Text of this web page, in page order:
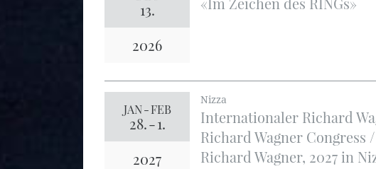
13.
2026
JAN-FEB
28.-1.
2027
Nizza
Internationaler Richard
Richard Wagner
Richard Wagner, 2027 in